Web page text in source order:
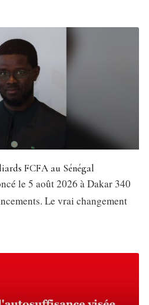
FCFA au Sénégal
le 5 août 2026 à Dakar 340
Le vrai changement